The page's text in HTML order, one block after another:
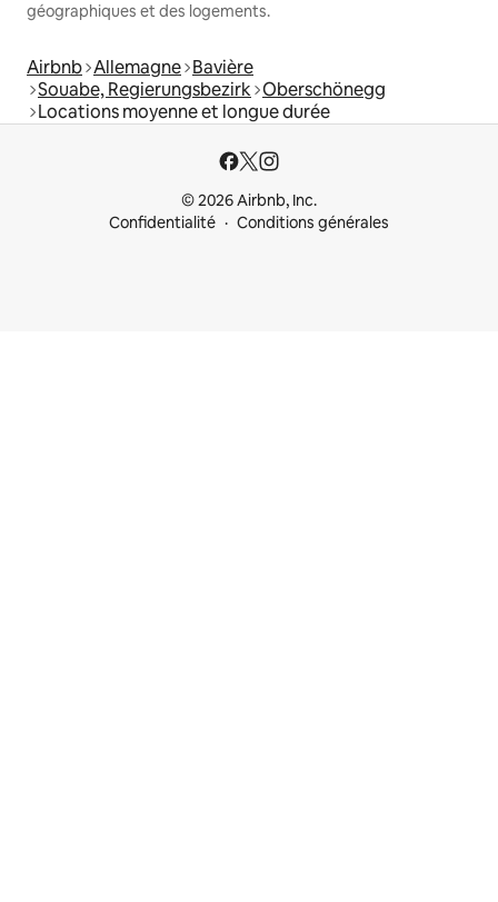
géographiques et des logements.
Airbnb Allemagne Bavière
Souabe, Regierungsbezirk Oberschönegg
Locations moyenne et longue durée
© 2026 Airbnb, Inc.
Confidentialité
Conditions générales